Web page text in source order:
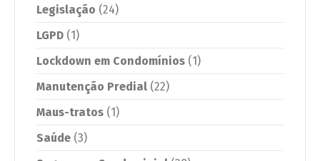
Legislação (24)
LGPD (1)
Lockdown em Condomínios (1)
Manutenção Predial (22)
Maus-tratos (1)
Saúde (3)